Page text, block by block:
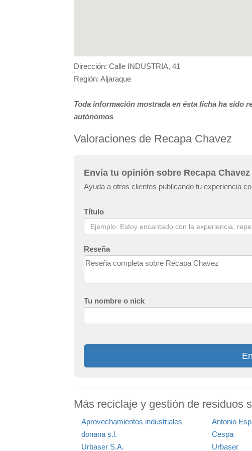
Dirección: Calle INDUSTRIA, 41
Región: Aljaraque
Toda información mostrada en ésta ficha ha sido
autónomos
Valoraciones de Recapa Chavez
Envía tu opinión sobre Recapa Chavez
Ayuda a otros clientes publicando tu experiencia
Título
Reseña
Tu nombre o nick
Más reciclaje y gestión de residuos
Aprovechamientos industriales
donana s.l.
Antonio
Cespa
Urbaser S.A.
Urbaser